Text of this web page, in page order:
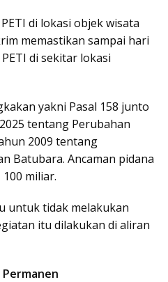
di lokasi objek wisata
memastikan sampai hari
di sekitar lokasi
yakni Pasal 158 junto
tentang Perubahan
2009 tentang
Batubara. Ancaman pidana
100 miliar.
untuk tidak melakukan
itu dilakukan di aliran
Permanen